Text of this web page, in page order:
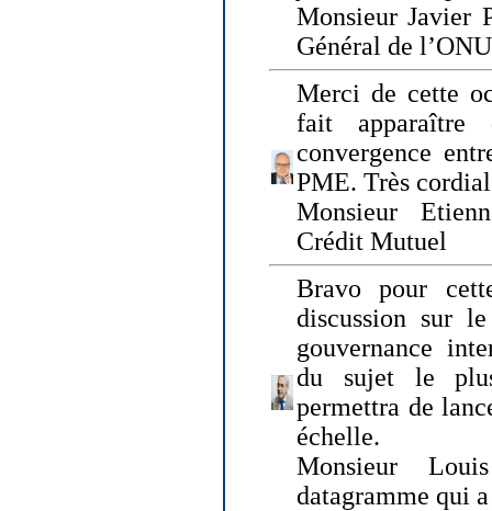
Monsieur Javier
Général de
Merci de cette
fait apparaître
convergence
PME. Très
Monsieur
Crédit Mutuel
Bravo pour
discussion sur
gouvernance
du sujet le
permettra de
échelle.
Monsieur
datagramme qui